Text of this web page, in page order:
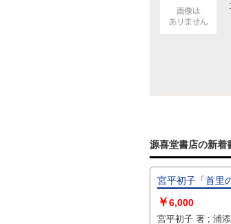
源喜堂書店の新着
宮平初子「首里
￥6,000
宮平初子 著 ; 浦